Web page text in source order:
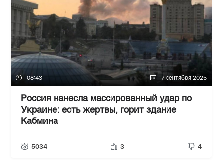
08:43 7 сентября 2025
Россия нанесла массированный удар по
Украине: есть жертвы, горит здание
Кабмина
5034 3 4